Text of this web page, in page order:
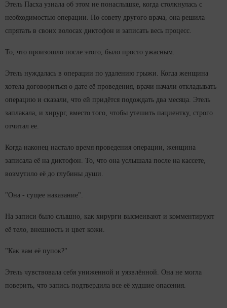
Этель Пасха узнала об этом не понаслышке, когда столкнулась с
необходимостью операции. По совету другого врача, она решила
спрятать в своих волосах диктофон и записать весь процесс.
То, что произошло после этого, было просто ужасным.
Этель нуждалась в операции по удалению грыжи. Когда женщина
хотела договориться о дате её проведения, врачи начали откладывать
операцию и сказали, что ей придётся подождать два месяца. Этель
заплакала, и хирург, вместо того, чтобы утешить пациентку, строго
отчитал ее.
Когда наконец настало время проведения операции, женщина
записала её на диктофон. То, что она услышала после на кассете,
возмутило её до глубины души.
"Она - сущее наказание".
На записи было слышно, как хирурги высмеивают и комментируют
её тело, внешность и цвет кожи.
"Как вам её пупок?"
Этель чувствовала себя униженной и уязвлённой. Она не могла
поверить, что запись подтвердила все её худшие опасения.